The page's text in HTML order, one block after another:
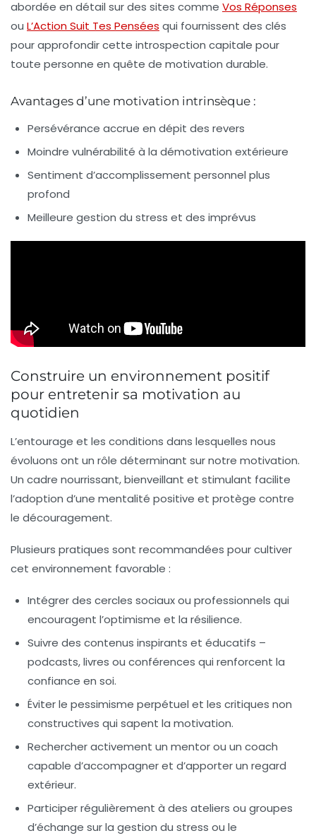
abordée en détail sur des sites comme Vos Réponses
ou L’Action Suit Tes Pensées qui fournissent des clés
pour approfondir cette introspection capitale pour
toute personne en quête de motivation durable.
Avantages d’une motivation intrinsèque :
Persévérance accrue en dépit des revers
Moindre vulnérabilité à la démotivation extérieure
Sentiment d’accomplissement personnel plus
profond
Meilleure gestion du stress et des imprévus
Construire un environnement positif
pour entretenir sa motivation au
quotidien
L’entourage et les conditions dans lesquelles nous
évoluons ont un rôle déterminant sur notre motivation.
Un cadre nourrissant, bienveillant et stimulant facilite
l’adoption d’une mentalité positive et protège contre
le découragement.
Plusieurs pratiques sont recommandées pour cultiver
cet environnement favorable :
Intégrer des cercles sociaux ou professionnels qui
encouragent l’optimisme et la résilience.
Suivre des contenus inspirants et éducatifs –
podcasts, livres ou conférences qui renforcent la
confiance en soi.
Éviter le pessimisme perpétuel et les critiques non
constructives qui sapent la motivation.
Rechercher activement un mentor ou un coach
capable d’accompagner et d’apporter un regard
extérieur.
Participer régulièrement à des ateliers ou groupes
d’échange sur la gestion du stress ou le